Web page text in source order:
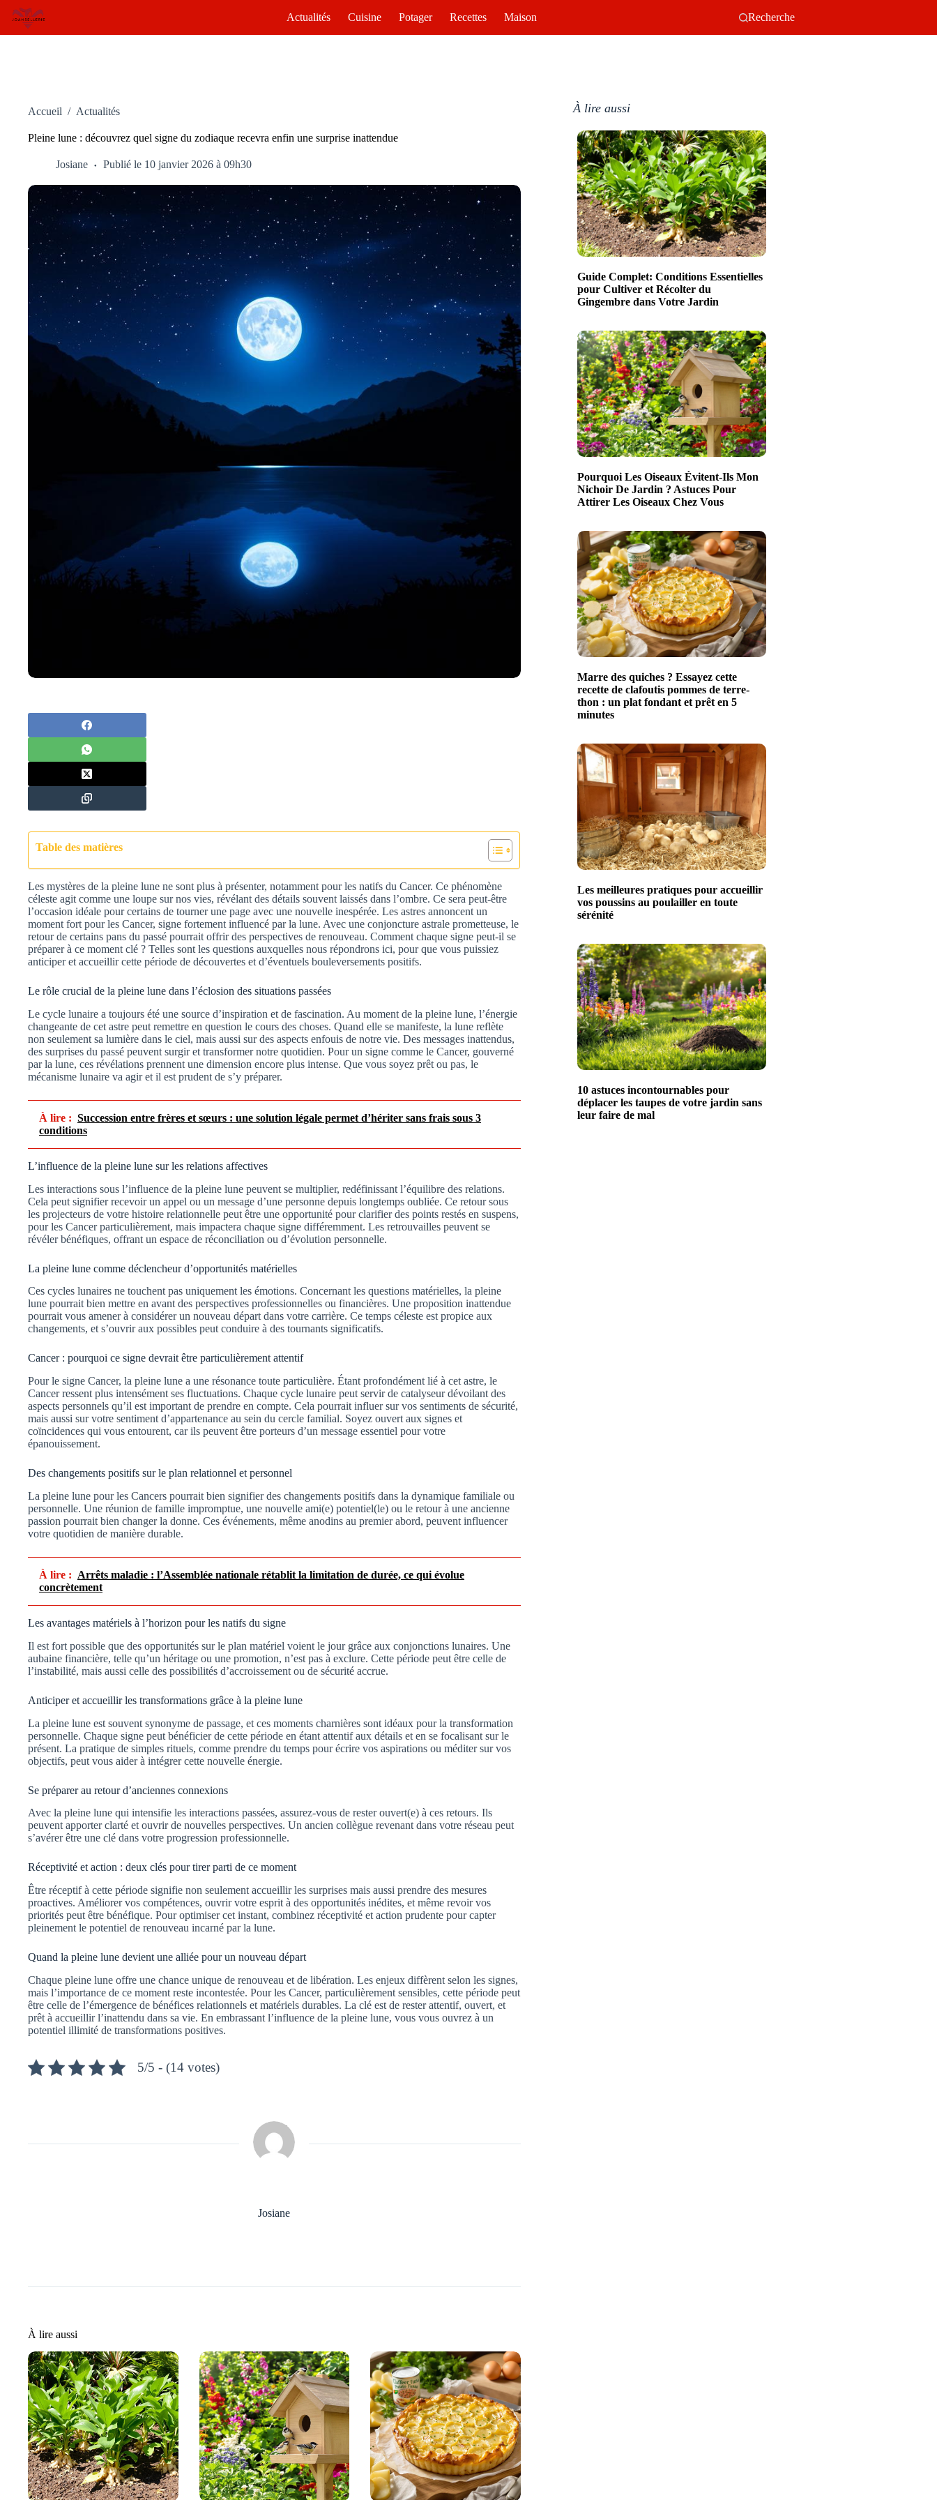
Passer
contenu
Actualités Cuisine Potager Recettes Maison Recherche
Accueil / Actualités
Pleine lune : découvrez quel signe du zodiaque recevra enfin une surprise inattendue
Josiane Publié le 10 janvier 2026 à 09h30
Table des matières
Les mystères de la pleine lune ne sont plus à présenter, notamment pour les natifs du Cancer. Ce phénomène
céleste agit comme une loupe sur nos vies, révélant des détails souvent laissés dans l’ombre. Ce sera peut-être
l’occasion idéale pour certains de tourner une page avec une nouvelle inespérée. Les astres annoncent un
moment fort pour les Cancer, signe fortement influencé par la lune. Avec une conjoncture astrale prometteuse, le
retour de certains pans du passé pourrait offrir des perspectives de renouveau. Comment chaque signe peut-il se
préparer à ce moment clé ? Telles sont les questions auxquelles nous répondrons ici, pour que vous puissiez
anticiper et accueillir cette période de découvertes et d’éventuels bouleversements positifs.
Le rôle crucial de la pleine lune dans l’éclosion des situations passées
Le cycle lunaire a toujours été une source d’inspiration et de fascination. Au moment de la pleine lune, l’énergie
changeante de cet astre peut remettre en question le cours des choses. Quand elle se manifeste, la lune reflète
non seulement sa lumière dans le ciel, mais aussi sur des aspects enfouis de notre vie. Des messages inattendus,
des surprises du passé peuvent surgir et transformer notre quotidien. Pour un signe comme le Cancer, gouverné
par la lune, ces révélations prennent une dimension encore plus intense. Que vous soyez prêt ou pas, le
mécanisme lunaire va agir et il est prudent de s’y préparer.
À lire : Succession entre frères et sœurs : une solution légale permet d’hériter sans frais sous 3
conditions
L’influence de la pleine lune sur les relations affectives
Les interactions sous l’influence de la pleine lune peuvent se multiplier, redéfinissant l’équilibre des relations.
Cela peut signifier recevoir un appel ou un message d’une personne depuis longtemps oubliée. Ce retour sous
les projecteurs de votre histoire relationnelle peut être une opportunité pour clarifier des points restés en suspens,
pour les Cancer particulièrement, mais impactera chaque signe différemment. Les retrouvailles peuvent se
révéler bénéfiques, offrant un espace de réconciliation ou d’évolution personnelle.
La pleine lune comme déclencheur d’opportunités matérielles
Ces cycles lunaires ne touchent pas uniquement les émotions. Concernant les questions matérielles, la pleine
lune pourrait bien mettre en avant des perspectives professionnelles ou financières. Une proposition inattendue
pourrait vous amener à considérer un nouveau départ dans votre carrière. Ce temps céleste est propice aux
changements, et s’ouvrir aux possibles peut conduire à des tournants significatifs.
Cancer : pourquoi ce signe devrait être particulièrement attentif
Pour le signe Cancer, la pleine lune a une résonance toute particulière. Étant profondément lié à cet astre, le
Cancer ressent plus intensément ses fluctuations. Chaque cycle lunaire peut servir de catalyseur dévoilant des
aspects personnels qu’il est important de prendre en compte. Cela pourrait influer sur vos sentiments de sécurité,
mais aussi sur votre sentiment d’appartenance au sein du cercle familial. Soyez ouvert aux signes et
coïncidences qui vous entourent, car ils peuvent être porteurs d’un message essentiel pour votre
épanouissement.
Des changements positifs sur le plan relationnel et personnel
La pleine lune pour les Cancers pourrait bien signifier des changements positifs dans la dynamique familiale ou
personnelle. Une réunion de famille impromptue, une nouvelle ami(e) potentiel(le) ou le retour à une ancienne
passion pourrait bien changer la donne. Ces événements, même anodins au premier abord, peuvent influencer
votre quotidien de manière durable.
À lire : Arrêts maladie : l’Assemblée nationale rétablit la limitation de durée, ce qui évolue
concrètement
Les avantages matériels à l’horizon pour les natifs du signe
Il est fort possible que des opportunités sur le plan matériel voient le jour grâce aux conjonctions lunaires. Une
aubaine financière, telle qu’un héritage ou une promotion, n’est pas à exclure. Cette période peut être celle de
l’instabilité, mais aussi celle des possibilités d’accroissement ou de sécurité accrue.
Anticiper et accueillir les transformations grâce à la pleine lune
La pleine lune est souvent synonyme de passage, et ces moments charnières sont idéaux pour la transformation
personnelle. Chaque signe peut bénéficier de cette période en étant attentif aux détails et en se focalisant sur le
présent. La pratique de simples rituels, comme prendre du temps pour écrire vos aspirations ou méditer sur vos
objectifs, peut vous aider à intégrer cette nouvelle énergie.
Se préparer au retour d’anciennes connexions
Avec la pleine lune qui intensifie les interactions passées, assurez-vous de rester ouvert(e) à ces retours. Ils
peuvent apporter clarté et ouvrir de nouvelles perspectives. Un ancien collègue revenant dans votre réseau peut
s’avérer être une clé dans votre progression professionnelle.
Réceptivité et action : deux clés pour tirer parti de ce moment
Être réceptif à cette période signifie non seulement accueillir les surprises mais aussi prendre des mesures
proactives. Améliorer vos compétences, ouvrir votre esprit à des opportunités inédites, et même revoir vos
priorités peut être bénéfique. Pour optimiser cet instant, combinez réceptivité et action prudente pour capter
pleinement le potentiel de renouveau incarné par la lune.
Quand la pleine lune devient une alliée pour un nouveau départ
Chaque pleine lune offre une chance unique de renouveau et de libération. Les enjeux diffèrent selon les signes,
mais l’importance de ce moment reste incontestée. Pour les Cancer, particulièrement sensibles, cette période peut
être celle de l’émergence de bénéfices relationnels et matériels durables. La clé est de rester attentif, ouvert, et
prêt à accueillir l’inattendu dans sa vie. En embrassant l’influence de la pleine lune, vous vous ouvrez à un
potentiel illimité de transformations positives.
5/5 - (14 votes)
Josiane
À lire aussi
À lire aussi
Guide Complet: Conditions Essentielles
pour Cultiver et Récolter du
Gingembre dans Votre Jardin
Pourquoi Les Oiseaux Évitent-Ils Mon
Nichoir De Jardin ? Astuces Pour
Attirer Les Oiseaux Chez Vous
Marre des quiches ? Essayez cette
recette de clafoutis pommes de terre-
thon : un plat fondant et prêt en 5
minutes
Les meilleures pratiques pour accueillir
vos poussins au poulailler en toute
sérénité
10 astuces incontournables pour
déplacer les taupes de votre jardin sans
leur faire de mal